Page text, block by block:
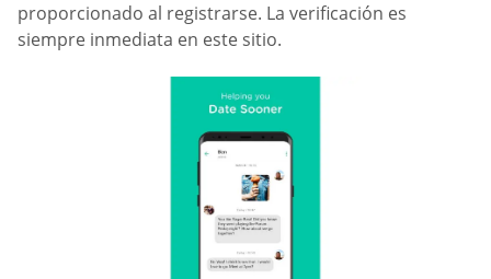
proporcionado al registrarse. La verificación es
siempre inmediata en este sitio.